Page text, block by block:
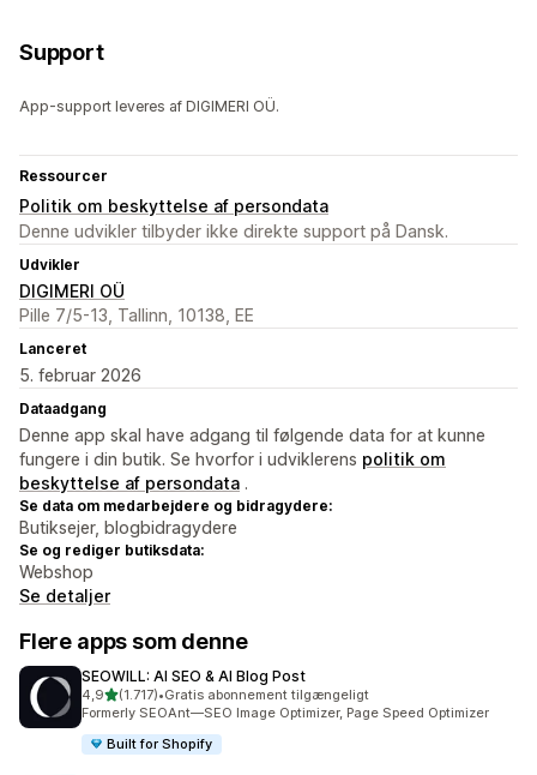
Support
App-support leveres af DIGIMERI OÜ.
Ressourcer
Politik om beskyttelse af persondata
Denne udvikler tilbyder ikke direkte support på Dansk.
Udvikler
DIGIMERI OÜ
Pille 7/5-13, Tallinn, 10138, EE
Lanceret
5. februar 2026
Dataadgang
Denne app skal have adgang til følgende data for at kunne
fungere i din butik. Se hvorfor i udviklerens politik om
beskyttelse af persondata .
Se data om medarbejdere og bidragydere:
Butiksejer, blogbidragydere
Se og rediger butiksdata:
Webshop
Se detaljer
Flere apps som denne
SEOWILL: AI SEO & AI Blog Post
4,9ud af 5 stjerner
(1.717)
1717 anmeldelser i alt
•Gratis abonnement tilgængeligt
Formerly SEOAnt—SEO Image Optimizer, Page Speed Optimizer
Built for Shopify